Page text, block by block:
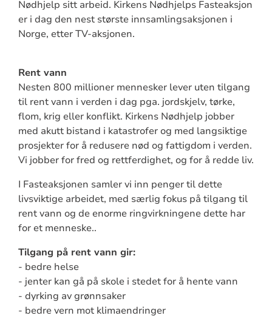
Nødhjelp sitt arbeid. Kirkens Nødhjelps Fasteaksjon
er i dag den nest største innsamlingsaksjonen i
Norge, etter TV-aksjonen.
Rent vann
Nesten 800 millioner mennesker lever uten tilgang
til rent vann i verden i dag pga. jordskjelv, tørke,
flom, krig eller konflikt. Kirkens Nødhjelp jobber
med akutt bistand i katastrofer og med langsiktige
prosjekter for å redusere nød og fattigdom i verden.
Vi jobber for fred og rettferdighet, og for å redde liv.
I Fasteaksjonen samler vi inn penger til dette
livsviktige arbeidet, med særlig fokus på tilgang til
rent vann og de enorme ringvirkningene dette har
for et menneske..
Tilgang på rent vann gir:
- bedre helse
- jenter kan gå på skole i stedet for å hente vann
- dyrking av grønnsaker
- bedre vern mot klimaendringer